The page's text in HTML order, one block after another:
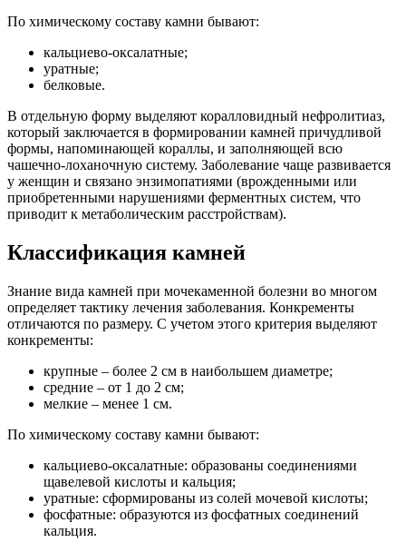
По химическому составу камни бывают:
кальциево-оксалатные;
уратные;
белковые.
В отдельную форму выделяют коралловидный нефролитиаз,
который заключается в формировании камней причудливой
формы, напоминающей кораллы, и заполняющей всю
чашечно-лоханочную систему. Заболевание чаще развивается
у женщин и связано энзимопатиями (врожденными или
приобретенными нарушениями ферментных систем, что
приводит к метаболическим расстройствам).
Классификация камней
Знание вида камней при мочекаменной болезни во многом
определяет тактику лечения заболевания. Конкременты
отличаются по размеру. С учетом этого критерия выделяют
конкременты:
крупные – более 2 см в наибольшем диаметре;
средние – от 1 до 2 см;
мелкие – менее 1 см.
По химическому составу камни бывают:
кальциево-оксалатные: образованы соединениями
щавелевой кислоты и кальция;
уратные: сформированы из солей мочевой кислоты;
фосфатные: образуются из фосфатных соединений
кальция.